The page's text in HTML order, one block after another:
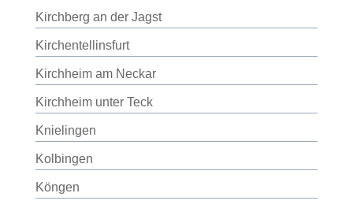
Kirchberg an der Jagst
Kirchentellinsfurt
Kirchheim am Neckar
Kirchheim unter Teck
Knielingen
Kolbingen
Köngen